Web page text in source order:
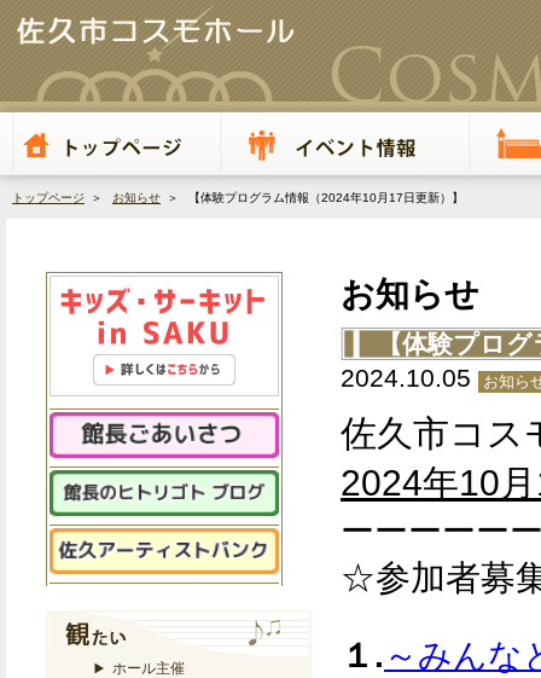
トップページ ＞ お知らせ ＞ 【体験プログラム情報（2024年10月17日更新）】
ホール主催
お知らせ
【体験プロ
2024.10.05
お知ら
佐久市コス
2024年10
ーーーーー
☆参加者募
１. ～みんな